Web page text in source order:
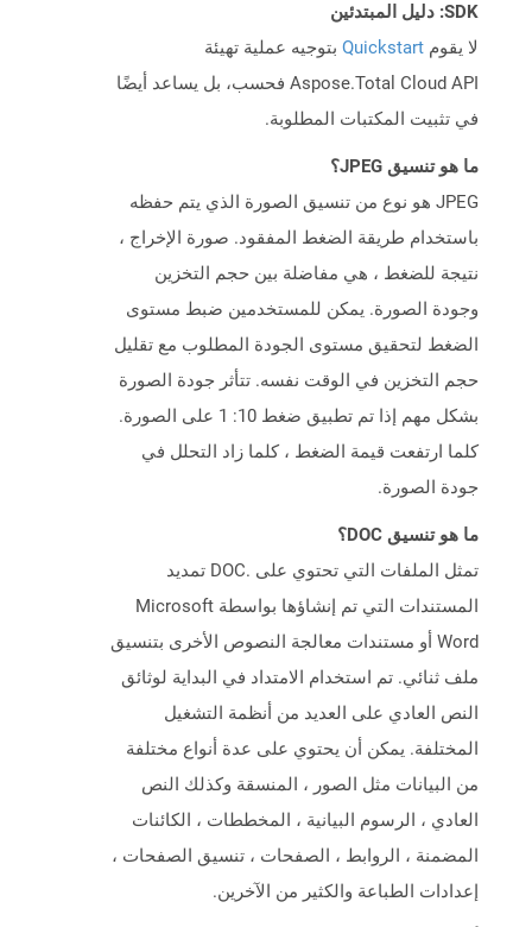
SDK: دليل المبتدئين
لا يقوم Quickstart بتوجيه عملية تهيئة
Aspose.Total Cloud API فحسب، بل يساعد أيضًا
في تثبيت المكتبات المطلوبة.
ما هو تنسيق JPEG؟
JPEG هو نوع من تنسيق الصورة الذي يتم حفظه
باستخدام طريقة الضغط المفقود. صورة الإخراج ،
نتيجة للضغط ، هي مفاضلة بين حجم التخزين
وجودة الصورة. يمكن للمستخدمين ضبط مستوى
الضغط لتحقيق مستوى الجودة المطلوب مع تقليل
حجم التخزين في الوقت نفسه. تتأثر جودة الصورة
بشكل مهم إذا تم تطبيق ضغط 10: 1 على الصورة.
كلما ارتفعت قيمة الضغط ، كلما زاد التحلل في
جودة الصورة.
ما هو تنسيق DOC؟
تمثل الملفات التي تحتوي على .DOC تمديد
المستندات التي تم إنشاؤها بواسطة Microsoft
Word أو مستندات معالجة النصوص الأخرى بتنسيق
ملف ثنائي. تم استخدام الامتداد في البداية لوثائق
النص العادي على العديد من أنظمة التشغيل
المختلفة. يمكن أن يحتوي على عدة أنواع مختلفة
من البيانات مثل الصور ، المنسقة وكذلك النص
العادي ، الرسوم البيانية ، المخططات ، الكائنات
المضمنة ، الروابط ، الصفحات ، تنسيق الصفحات ،
إعدادات الطباعة والكثير من الآخرين.